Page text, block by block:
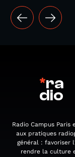
*ra
dio
Radio Campus
aux pratiques
général : favoriser
rendre la culture